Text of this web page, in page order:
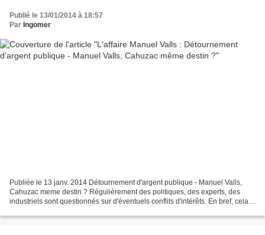
Publié le 13/01/2014 à 18:57
Par Ingomer
Publiée le 13 janv. 2014 Détournement d'argent publique - Manuel Valls,
Cahuzac meme destin ? Régulièrement des politiques, des experts, des
industriels sont questionnés sur d'éventuels conflits d'intérêts. En bref, cela